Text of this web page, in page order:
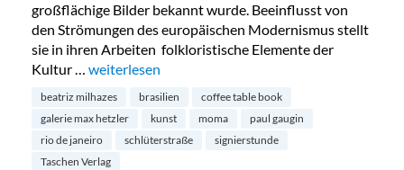
großflächige Bilder bekannt wurde. Beeinflusst von
den Strömungen des europäischen Modernismus stellt
sie in ihren Arbeiten folkloristische Elemente der
Kultur … „Einladung zur Signierstunde von Beatriz Milhazes“
weiterlesen
beatriz milhazes brasilien
coffee table book
galerie max hetzler
kunst moma
paul gaugin
rio de janeiro
schlüterstraße
signierstunde
Taschen Verlag